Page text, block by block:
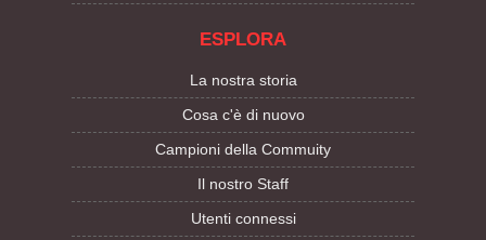
ESPLORA
La nostra storia
Cosa c'è di nuovo
Campioni della Commuity
Il nostro Staff
Utenti connessi